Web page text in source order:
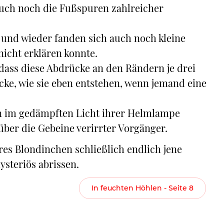
noch die Fußspuren zahlreicher
wieder fanden sich auch noch kleine
erklären konnte.
diese Abdrücke an den Rändern je drei
wie sie eben entstehen, wenn jemand eine
im gedämpften Licht ihrer Helmlampe
die Gebeine verirrter Vorgänger.
Blondinchen schließlich endlich jene
abrissen.
In feuchten Höhlen - Seite 8